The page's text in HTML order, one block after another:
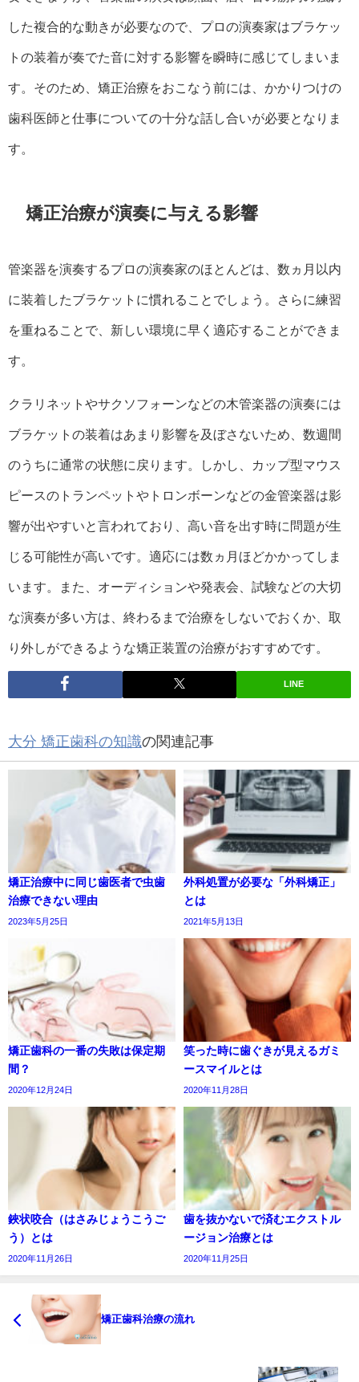
した複合的な動きが必要なので、プロの演奏家はブラケッ
トの装着が奏でた音に対する影響を瞬時に感じてしまいま
す。そのため、矯正治療をおこなう前には、かかりつけの
歯科医師と仕事についての十分な話し合いが必要となりま
す。
矯正治療が演奏に与える影響
管楽器を演奏するプロの演奏家のほとんどは、数ヵ月以内
に装着したブラケットに慣れることでしょう。さらに練習
を重ねることで、新しい環境に早く適応することができま
す。
クラリネットやサクソフォーンなどの木管楽器の演奏には
ブラケットの装着はあまり影響を及ぼさないため、数週間
のうちに通常の状態に戻ります。しかし、カップ型マウス
ピースのトランペットやトロンボーンなどの金管楽器は影
響が出やすいと言われており、高い音を出す時に問題が生
じる可能性が高いです。適応には数ヵ月ほどかかってしま
います。また、オーディションや発表会、試験などの大切
な演奏が多い方は、終わるまで治療をしないでおくか、取
り外しができるような矯正装置の治療がおすすめです。
LINE
大分 矯正歯科の知識の関連記事
矯正治療中に同じ歯医者で虫歯
治療できない理由
2023年5月25日
外科処置が必要な「外科矯正」
とは
2021年5月13日
矯正歯科の一番の失敗は保定期
間？
2020年12月24日
笑った時に歯ぐきが見えるガミ
ースマイルとは
2020年11月28日
鋏状咬合（はさみじょうこうご
う）とは
2020年11月26日
歯を抜かないで済むエクストル
ージョン治療とは
2020年11月25日
矯正歯科治療の流れ